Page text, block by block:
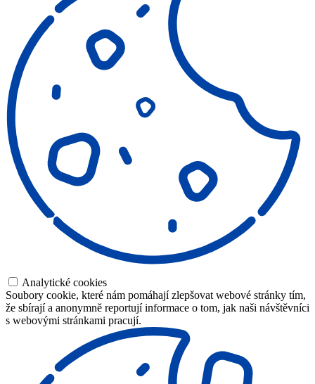
Analytické cookies
Soubory cookie, které nám pomáhají zlepšovat webové stránky tím,
že sbírají a anonymně reportují informace o tom, jak naši návštěvníci
s webovými stránkami pracují.